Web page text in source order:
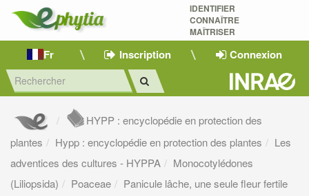
IDENTIFIER
CONNAÎTRE
MAÎTRISER
Fr Inscription Connexion
HYPP : encyclopédie en protection des
plantes
Hypp : encyclopédie en protection des plantes
Les
adventices des cultures - HYPPA
Monocotylédones
(Liliopsida)
Poaceae
Panicule lâche, une seule fleur fertile